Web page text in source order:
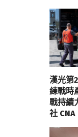
漢光第
練戰時
戰持續
社 CNA